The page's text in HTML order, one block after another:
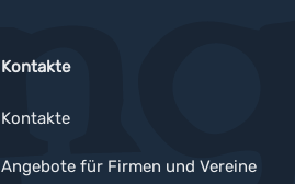
Kontakte
Kontakte
Angebote für Firmen und Vereine